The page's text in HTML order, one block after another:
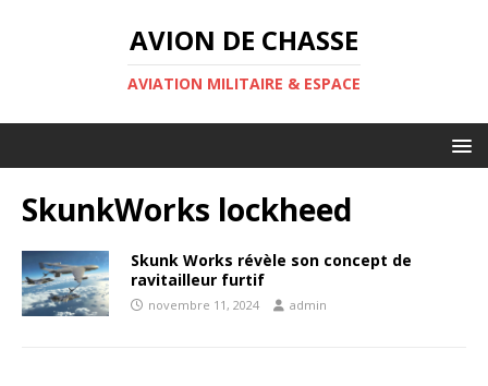
AVION DE CHASSE
AVIATION MILITAIRE & ESPACE
SkunkWorks lockheed
Skunk Works révèle son concept de
ravitailleur furtif
novembre 11, 2024 admin